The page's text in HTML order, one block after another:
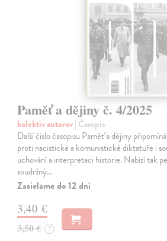
Paměť a dějiny č. 4/2025
kolektív autorov| Časopis
Další číslo časopisu Paměť a dějiny
proti nacistické a komunistické diktatuře i
uchování a interpretaci historie. Nabízí tak
soudržný…
Zasielame do 12 dní
3,40 €
3,50 € ?